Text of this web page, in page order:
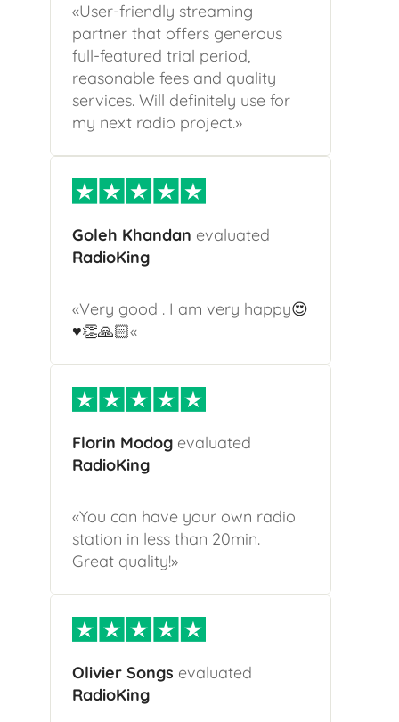
«User-friendly streaming
partner that offers generous
full-featured trial period,
reasonable fees and quality
services. Will definitely use for
my next radio project.»
Goleh Khandan evaluated
RadioKing
«Very good . I am very happy😍
♥️👏🙏🏻«
Florin Modog evaluated
RadioKing
«You can have your own radio
station in less than 20min.
Great quality!»
Olivier Songs evaluated
RadioKing